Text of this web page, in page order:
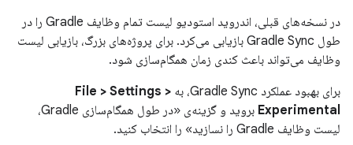
در نسخه‌های قبلی، اندروید استودیو لیست تمام وظایف Gradle را در
طول Gradle Sync بازیابی می‌کرد. برای پروژه‌های بزرگ، بازیابی لیست
وظایف می‌تواند باعث کندی زمان همگام‌سازی شود.
برای بهبود عملکرد Gradle Sync، به
File > Settings >
Experimental
بروید و گزینه‌ی «در طول همگام‌سازی Gradle،
لیست وظایف Gradle را نسازید» را انتخاب کنید.